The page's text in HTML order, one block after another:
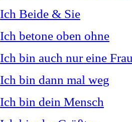
Ich Beide & Sie
Ich betone oben ohne
Ich bin auch nur eine
Ich bin dann mal weg
Ich bin dein Mensch